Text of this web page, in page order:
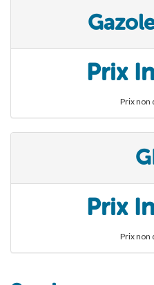
Prix
Prix non
Prix
Prix non